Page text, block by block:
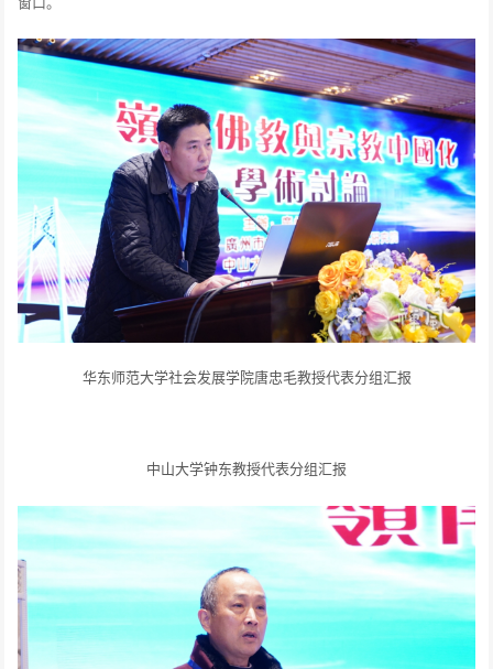
华东师范大学社会发展学院唐忠毛教授代表分组汇报
中山大学钟东教授代表分组汇报